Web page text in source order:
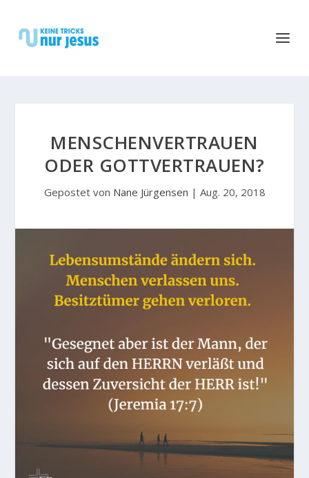
MENSCHENVERTRAUEN
ODER GOTTVERTRAUEN?
Gepostet von Nane Jürgensen | Aug. 20, 2018